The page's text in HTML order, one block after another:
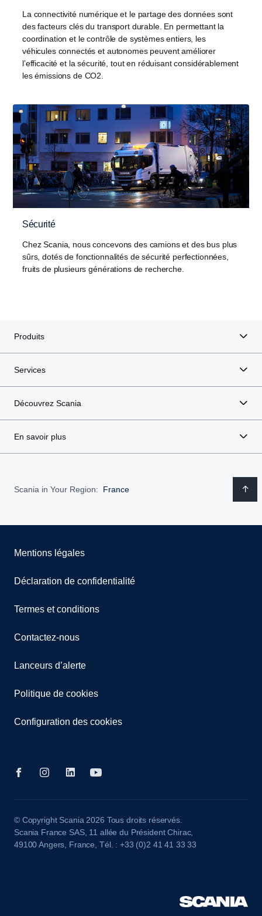
La connectivité numérique et le partage des données sont
des facteurs clés du transport durable. En permettant la
coordination et le contrôle de systèmes entiers, les
véhicules connectés et autonomes peuvent améliorer
l’efficacité et la sécurité, tout en réduisant considérablement
les émissions de CO2.
Sécurité
Chez Scania, nous concevons des camions et des bus plus
sûrs, dotés de fonctionnalités de sécurité perfectionnées,
fruits de plusieurs générations de recherche.
Produits
Services
Découvrez Scania
En savoir plus
Scania in Your Region: France
Mentions légales
Déclaration de confidentialité
Termes et conditions
Contactez-nous
Lanceurs d’alerte
Politique de cookies
Configuration des cookies
© Copyright Scania 2026 Tous droits réservés.
Scania France SAS, 11 allée du Président Chirac,
49100 Angers, France, Tél. : +33 (0)2 41 41 33 33